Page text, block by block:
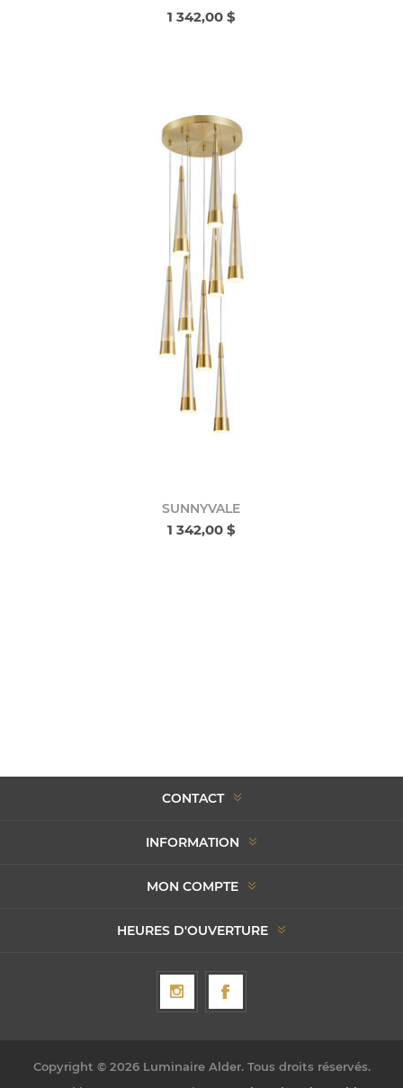
1 342,00 $
SUNNYVALE
1 342,00 $
CONTACT
INFORMATION
MON COMPTE
HEURES D'OUVERTURE
Copyright © 2026 Luminaire Alder. Tous droits réservés.